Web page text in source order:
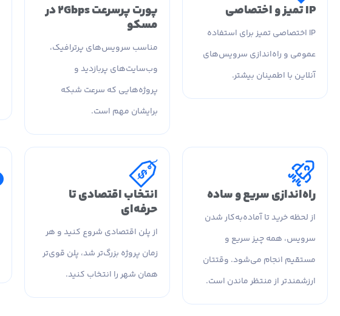
IP تمیز و اختصاصی
IP اختصاصی تمیز برای استفاده
عمومی و راه‌اندازی سرویس‌های
آنلاین با اطمینان بیشتر.
پورت پرسرعت 2Gbps در
مسکو
مناسب سرویس‌های پرترافیک،
وب‌سایت‌های پربازدید و
پروژه‌هایی که سرعت شبکه
برایشان مهم است.
راه‌اندازی سریع و ساده
از لحظه خرید تا آماده‌به‌کار شدن
سرویس، همه چیز سریع و
مستقیم انجام می‌شود. وقتتان
ارزشمندتر از منتظر ماندن است.
انتخاب اقتصادی تا
حرفه‌ای
از پلن اقتصادی شروع کنید و هر
زمان پروژه بزرگ‌تر شد، پلن قوی‌تر
همان شهر را انتخاب کنید.